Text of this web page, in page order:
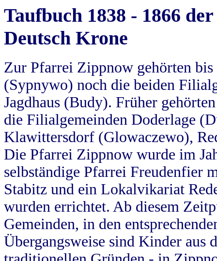
Taufbuch 1838 - 1866
Deutsch Krone
Zur Pfarrei Zippnow gehörten
(Sypnywo) noch die beiden
Jagdhaus (Budy). Früher
die Filialgemeinden Doderlage
Klawittersdorf (Glowaczewo),
Die Pfarrei Zippnow wurde im
selbständige Pfarrei Freudenfier
Stabitz und ein Lokalvikariat
wurden errichtet. Ab diesem
Gemeinden, in den
Übergangsweise sind Kinder aus